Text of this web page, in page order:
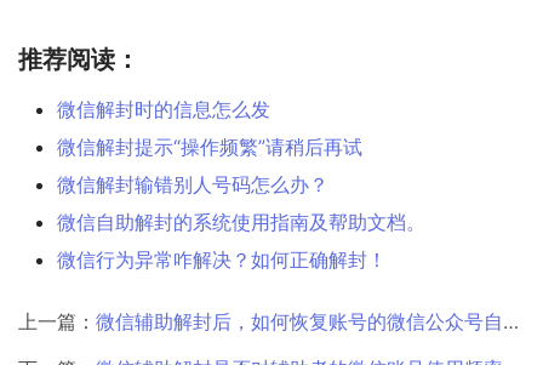
推荐阅读：
微信解封时的信息怎么发
微信解封提示“操作频繁”请稍后再试
微信解封输错别人号码怎么办？
微信自助解封的系统使用指南及帮助文档。
微信行为异常咋解决？如何正确解封！
上一篇： 微信辅助解封后，如何恢复账号的微信公众号自定义菜单功能？